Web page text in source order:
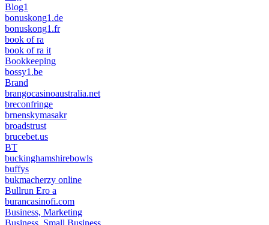
Blog1
bonuskong1.de
bonuskong1.fr
book of ra
book of ra it
Bookkeeping
bossy1.be
Brand
brangocasinoaustralia.net
breconfringe
brnenskymasakr
broadstrust
brucebet.us
BT
buckinghamshirebowls
buffys
bukmacherzy online
Bullrun Ero a
burancasinofi.com
Business, Marketing
Business, Small Business